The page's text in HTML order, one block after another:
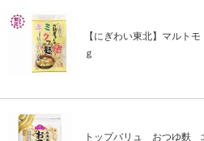
【にぎわい東北】マル
ｇ
トップバリュ おつゆ麩